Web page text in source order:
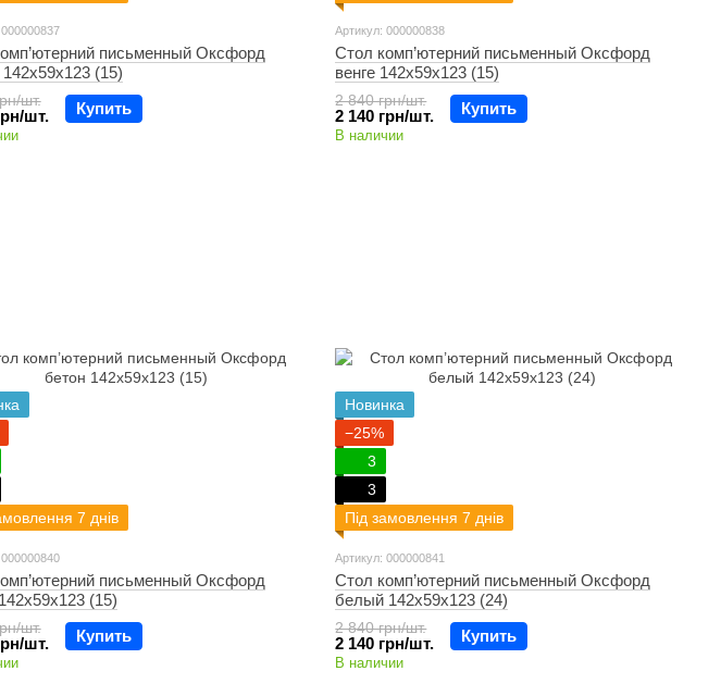
письменный Оксфорд
(15)
шт.
шт. Купить
Артикул: 000000838
Стол комп’ютерний письменный Оксфорд
венге 142х59х123 (15)
2 840 грн/шт.
2 140 грн/шт. Купить
В наличии
7 днів
письменный Оксфорд
(15)
шт.
шт. Купить
Новинка
−25%
3
3
Під замовлення 7 днів
Артикул: 000000841
Стол комп’ютерний письменный Оксфорд
белый 142х59х123 (24)
2 840 грн/шт.
2 140 грн/шт. Купить
В наличии